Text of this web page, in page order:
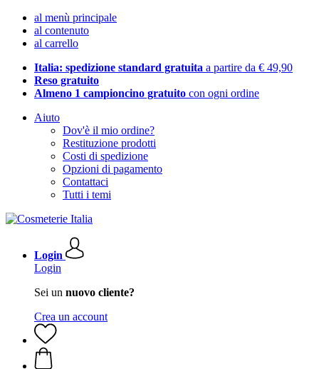
al menù principale
al contenuto
al carrello
Italia: spedizione standard gratuita a partire da € 49,90
Reso gratuito
Almeno 1 campioncino gratuito con ogni ordine
Aiuto
Dov'è il mio ordine?
Restituzione prodotti
Costi di spedizione
Opzioni di pagamento
Contattaci
Tutti i temi
Login
Login
Sei un nuovo cliente?
Crea un account